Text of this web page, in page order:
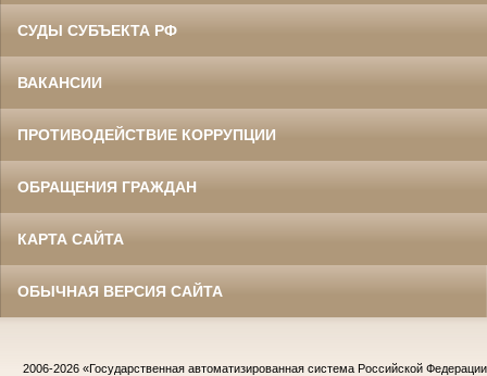
СУДЫ СУБЪЕКТА РФ
ВАКАНСИИ
ПРОТИВОДЕЙСТВИЕ КОРРУПЦИИ
ОБРАЩЕНИЯ ГРАЖДАН
КАРТА САЙТА
ОБЫЧНАЯ ВЕРСИЯ САЙТА
2006-2026 «Государственная автоматизированная система Российской